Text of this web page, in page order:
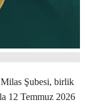
Şubesi, birlik
12 Temmuz 2026